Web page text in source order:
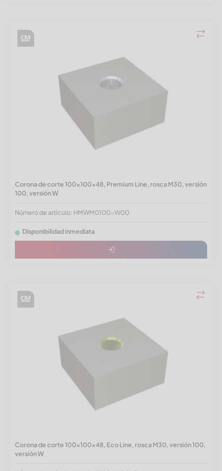
Corona de corte 100x100x48, Premium Line, rosca M30, versión
100, versión W
Número de artículo: HMWM0100-W00
Disponibilidad inmediata
Corona de corte 100x100x48, Eco Line, rosca M30, versión 100,
versión W